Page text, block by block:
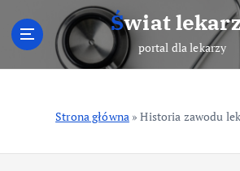
n
Świat
portal dla lekarzy
Strona główna»Historia zawodu